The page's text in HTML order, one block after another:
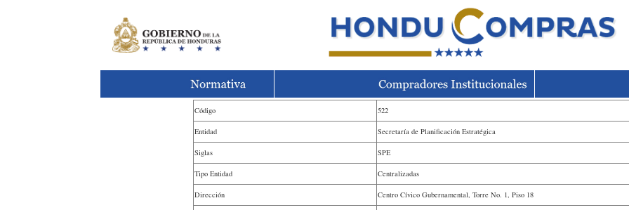
Código 522
Entidad Secretaría de Planificación Estratégica
Siglas SPE
Tipo Entidad Centralizadas
Dirección Centro Cívico Gubernamental, Torre No. 1, Piso 18